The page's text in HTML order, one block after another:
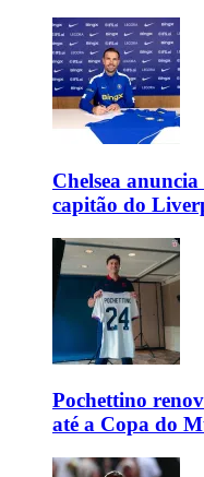
Chelsea
capitão do
Pochettino
até a Copa do